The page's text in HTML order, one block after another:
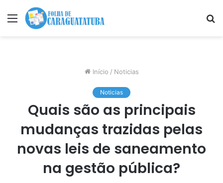
Menu
Início / Noticias
Noticias
Quais são as principais
mudanças trazidas pelas
novas leis de saneamento
na gestão pública?